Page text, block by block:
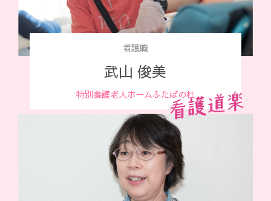
看護職
武山 俊美
特別養護老人ホームふたばの杜